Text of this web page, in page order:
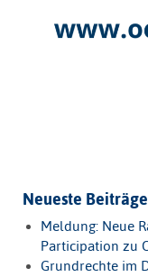
Neueste Beiträge
Meldung: Neue
Participation zu
Grundrechte im